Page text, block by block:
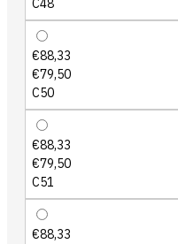
C48
€88,33
€79,50
C50
€88,33
€79,50
C51
€88,33